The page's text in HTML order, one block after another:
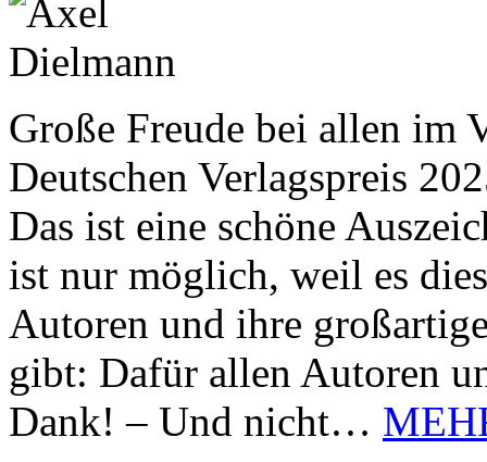
Große Freude bei allen im
Deutschen Verlagspreis
Das ist eine schöne
ist nur möglich, weil es
Autoren und ihre
gibt: Dafür allen Autoren
Dank! – Und nicht…